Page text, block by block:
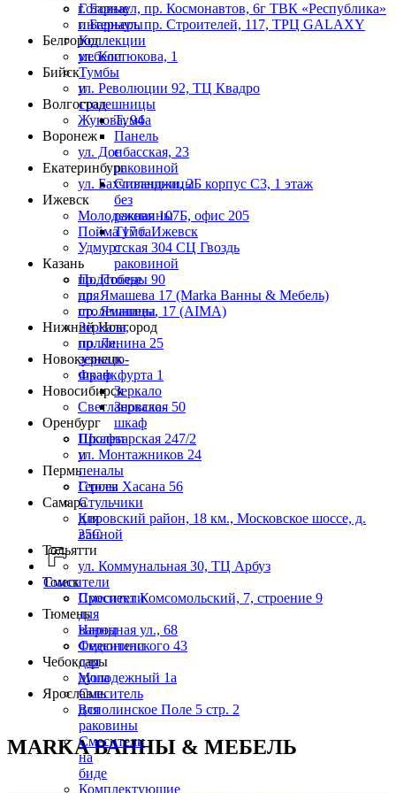
Готовые
интерьеры
Коллекции
мебели
Тумбы
и
столешницы
Тумба
Панель
с
раковиной
Столешницы
без
раковины
Тумба
с
раковиной
Подстолье
для
столешницы
Зеркала,
полки,
зеркало-
шкаф
Зеркало
Зеркало-
шкаф
Шкафы
и
пеналы
Столы
Стульчики
для
ванной
Смесители
Смесители
для
ванны
Смесители
для
душа
Смеситель
для
раковины
Смесители
на
биде
Комплектующие
г. Барнаул, пр. Космонавтов, 6г ТВК «Республика»
г. Барнаул, пр. Строителей, 117, ТРЦ GALAXY
Белгород
ул. Костюкова, 1
Бийск
ул. Революции 92, ТЦ Квадро
Волгоград
Жукова, 94
Воронеж
ул. Донбасская, 23
Екатеринбург
ул. Бахчиванджи, 2Б корпус С3, 1 этаж
Ижевск
Молодежная 107Б, офис 205
Пойма 17 г. Ижевск
Удмуртская 304 СЦ Гвоздь
Казань
пр. Победы 90
пр. Ямашева 17 (Marka Ванны & Мебель)
пр. Ямашева, 17 (AIMA)
Нижний Новгород
пр. Ленина 25
Новокузнецк
Франкфурта 1
Новосибирск
Светлановская 50
Оренбург
Пролетарская 247/2
ул. Монтажников 24
Пермь
Героев Хасана 56
Самара
Кировский район, 18 км., Московское шоссе, д.
25С
Тольятти
ул. Коммунальная 30, ТЦ Арбуз
Томск
Проспект Комсомольский, 7, строение 9
Тюмень
Народная ул., 68
Федюнинского 43
Чебоксары
Молодежный 1а
Ярославль
Всполинское Поле 5 стр. 2
MARKA ВАННЫ & МЕБЕЛЬ